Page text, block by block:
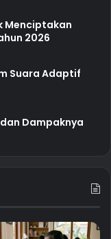
Menciptakan
2026
Suara Adaptif
Dampaknya